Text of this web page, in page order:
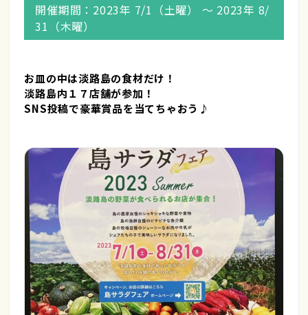
開催期間：2023年 7/1（土曜） 〜 2023年 8/
31（木曜）
お皿の中は淡路島の食材だけ！
淡路島内１７店舗が参加！
SNS投稿で豪華賞品を当てちゃおう♪